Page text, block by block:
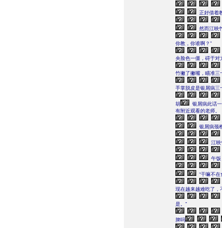
正好借着
然而江映
你教，你谁啊？”
央脸色一僵，碍于对
竹撇了撇嘴，瞄准三
手掌脱皮是银屑病三
胡
银屑病此话
有附近观看的老师。
银屑病颈
江映
午饭
“干嘛不
现在越来越难吃了，
是。”
脾吗